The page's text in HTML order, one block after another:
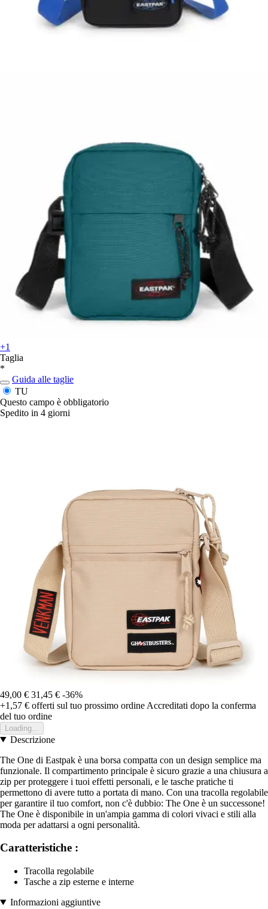
+1
Taglia
*
Guida alle taglie
TU
Questo campo è obbligatorio
Spedito in 4 giorni
49,00 € 31,45 € -36%
+1,57 € offerti sul tuo prossimo ordine Accreditati dopo la conferma
del tuo ordine
Loading...
Descrizione
The One di Eastpak è una borsa compatta con un design semplice ma
funzionale. Il compartimento principale è sicuro grazie a una chiusura a
zip per proteggere i tuoi effetti personali, e le tasche pratiche ti
permettono di avere tutto a portata di mano. Con una tracolla regolabile
per garantire il tuo comfort, non c'è dubbio: The One è un successone!
The One è disponibile in un'ampia gamma di colori vivaci e stili alla
moda per adattarsi a ogni personalità.
Caratteristiche :
Tracolla regolabile
Tasche a zip esterne e interne
Informazioni aggiuntive